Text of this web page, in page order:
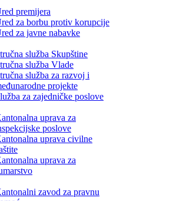
premijera
za borbu protiv korupcije
za javne nabavke
služba Skupštine
služba Vlade
služba za razvoj i
projekte
za zajedničke poslove
uprava za
poslove
uprava civilne
uprava za
zavod za pravnu